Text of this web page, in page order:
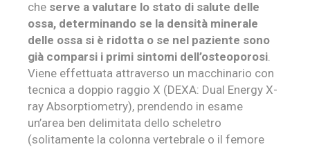
che serve a valutare lo stato di salute delle
ossa, determinando se la densità minerale
delle ossa si è ridotta o se nel paziente sono
già comparsi i primi sintomi dell’osteoporosi
Viene effettuata attraverso un macchinario con
tecnica a doppio raggio X (DEXA: Dual Energy X-
ray Absorptiometry), prendendo in esame
un’area ben delimitata dello scheletro
(solitamente la colonna vertebrale o il femore